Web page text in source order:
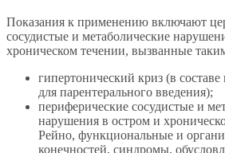
Показания к применению включают
сосудистые и метаболические
хроническом течении, вызванные
гипертонический криз (в
для парентерального введения);
периферические сосудистые и
нарушения в остром и
Рейно, функциональные и
конечностей, синдромы,